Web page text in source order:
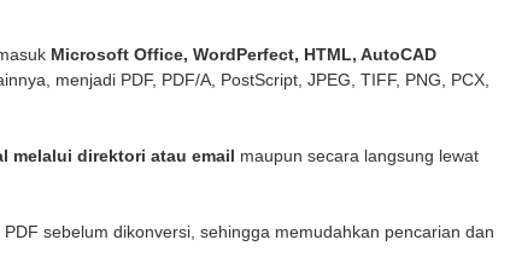
Microsoft Office, WordPerfect, HTML, AutoCAD
menjadi PDF, PDF/A, PostScript, JPEG, TIFF, PNG, PCX,
melalui direktori atau email maupun secara langsung lewat
sebelum dikonversi, sehingga memudahkan pencarian dan